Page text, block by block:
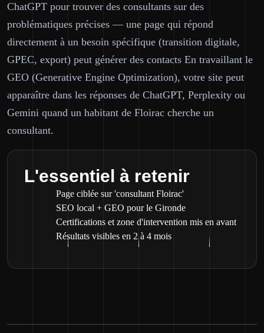
ChatGPT pour trouver des consultants sur des
problématiques précises — une page qui répond
directement à un besoin spécifique (transition digitale,
GPEC, export) peut générer des contacts En travaillant le
GEO (Generative Engine Optimization), votre site peut
apparaître dans les réponses de ChatGPT, Perplexity ou
Gemini quand un habitant de Floirac cherche un
consultant.
L'essentiel à retenir
Page ciblée sur 'consultant Floirac'
SEO local + GEO pour le Gironde
Certifications et zone d'intervention mis en avant
Résultats visibles en 2 à 4 mois